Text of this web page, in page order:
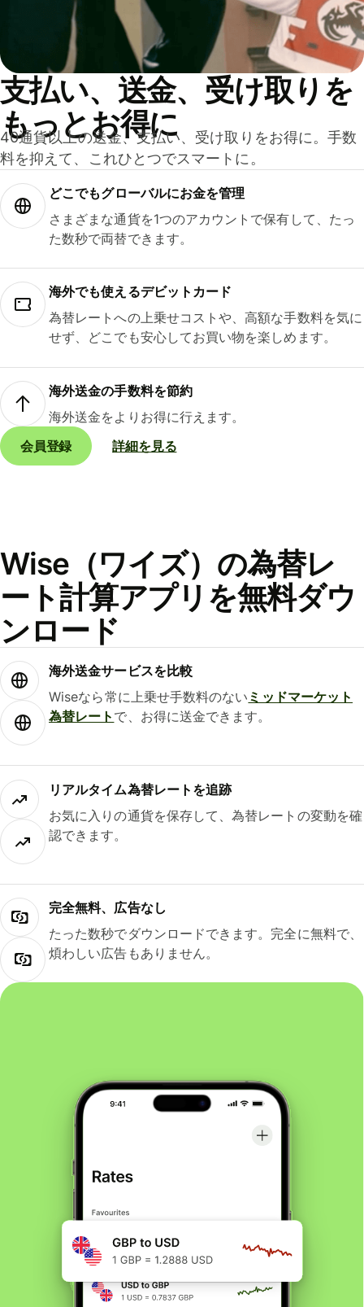
支払い、送金、受け取りを
もっとお得に
40通貨以上の送金、支払い、受け取りをお得に。手数
料を抑えて、これひとつでスマートに。
どこでもグ⁠ロ⁠ー⁠バ⁠ルにお金を管理
さまざまな通貨を1つのアカウントで保有して、たっ
た数秒で両替できます。
海外でも使えるデビットカード
為替レートへの上乗せコストや、高額な手数料を気に
せず、どこでも安心してお買い物を楽しめます。
海外送金の手数料を節約
海外送金をよりお得に行えます。
会員登録
詳細を見る
Wise（ワイズ）の為替レ
ート計算アプリを無料ダウ
ンロード
海外送金サービスを比較
Wiseなら常に上乗せ手数料のない ミッドマーケット
為替レート で、お得に送金できます。
リアルタイム為替レートを追跡
お気に入りの通貨を保存して、為替レートの変動を確
認できます。
完全無料、広告なし
たった数秒でダウンロードできます。完全に無料で、
煩わしい広告もありません。